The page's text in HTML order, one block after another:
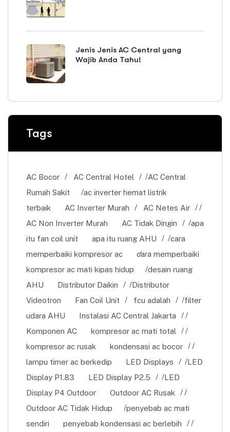
Jenis Jenis AC Central yang
Wajib Anda Tahu!
Tags
AC Bocor AC Central Hotel
AC Central
Rumah Sakit
ac inverter hemat listrik
terbaik
AC Inverter Murah
AC Netes Air
AC Non Inverter Murah
AC Tidak Dingin
apa
itu fan coil unit
apa itu ruang AHU
cara
memperbaiki kompresor ac
cara memperbaiki
kompresor ac mati kipas hidup
desain ruang
AHU
Distributor Daikin
Distributor
Videotron
Fan Coil Unit fcu adalah
filter
udara AHU
Instalasi AC Central Jakarta
Komponen AC
kompresor ac mati total
kompresor ac rusak
kondensasi ac bocor
lampu timer ac berkedip
LED Displays
LED
Display P1.83
LED Display P2.5
LED
Display P4 Outdoor
Outdoor AC Rusak
Outdoor AC Tidak Hidup
penyebab ac mati
sendiri
penyebab kondensasi ac berlebih